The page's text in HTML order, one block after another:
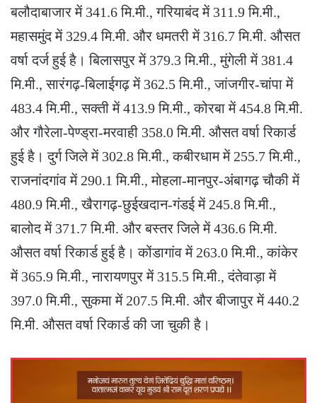
बलौदाबाजार में 341.6 मि.मी., गरियाबंद में 311.9 मि.मी.,
महासमुंद में 329.4 मि.मी. और धमतरी में 316.7 मि.मी. औसत
वर्षा दर्ज हुई है। बिलासपुर में 379.3 मि.मी., मुंगेली में 381.4
मि.मी., सारंगढ़-बिलाईगढ़ में 362.5 मि.मी., जांजगीर-चांपा में
483.4 मि.मी., सक्ती में 413.9 मि.मी., कोरबा में 454.8 मि.मी.
और गौरेला-पेण्ड्रा-मरवाही 358.0 मि.मी. औसत वर्षा रिकार्ड
हुई है। दुर्ग जिले में 302.8 मि.मी., कबीरधाम में 255.7 मि.मी.,
राजनांदगांव में 290.1 मि.मी., मोहला-मानपुर-अंबागढ़ चौकी में
480.9 मि.मी., खैरागढ़-छुईखदान-गंडई में 245.8 मि.मी.,
बालोद में 371.7 मि.मी. और बस्तर जिले में 436.6 मि.मी.
औसत वर्षा रिकार्ड हुई है। कोंडागांव में 263.0 मि.मी., कांकेर
में 365.9 मि.मी., नारायणपुर में 315.5 मि.मी., दंतेवाड़ा में
397.0 मि.मी., सुकमा में 207.5 मि.मी. और बीजापुर में 440.2
मि.मी. औसत वर्षा रिकार्ड की जा चुकी है।